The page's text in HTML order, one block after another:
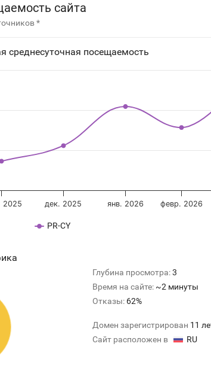
сайта
*
среднесуточная посещаемость
PR-CY
2025 дек. 2025 янв. 2026 февр. 2026
Глубина просмотра:3
Время на сайте: ~2 минуты
Отказы: 62%
Домен зарегистрирован 11
Сайт расположен в
RU